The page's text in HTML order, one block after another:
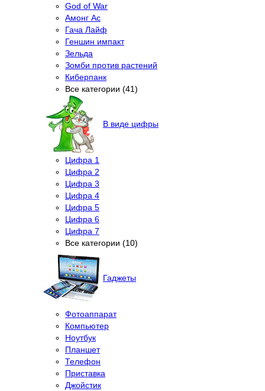
God of War
Амонг Ас
Гача Лайф
Геншин импакт
Зельда
Зомби против растений
Киберпанк
Все категории (41)
В виде цифры
Цифра 1
Цифра 2
Цифра 3
Цифра 4
Цифра 5
Цифра 6
Цифра 7
Все категории (10)
Гаджеты
Фотоаппарат
Компьютер
Ноутбук
Планшет
Телефон
Приставка
Джойстик